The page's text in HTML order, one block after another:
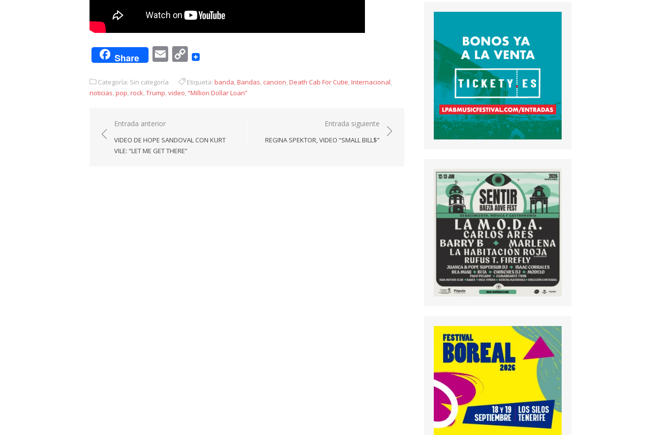
Share EmailCopy
Categoría: Sin categoría Etiqueta: banda,Bandas, cancion,Death Cab For Cutie,Internacional,
noticias,pop,rock,Trump,video,“Million Dollar Loan”
Navegación
de
entradas
Entrada anterior
VIDEO DE HOPE SANDOVAL CON KURT
VILE: “LET ME GET THERE”
Entrada siguiente
REGINA SPEKTOR, VIDEO “SMALL BILL$”